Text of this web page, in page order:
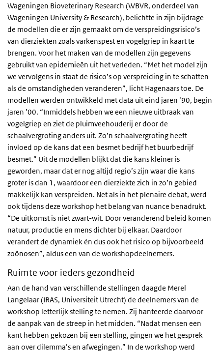
Wageningen Bioveterinary Research (WBVR, onderdeel van
Wageningen University & Research), belichtte in zijn bijdrage
de modellen die er zijn gemaakt om de verspreidingsrisico’s
van dierziekten zoals varkenspest en vogelgriep in kaart te
brengen. Voor het maken van de modellen zijn gegevens
gebruikt van epidemieën uit het verleden. “Met het model zijn
we vervolgens in staat de risico’s op verspreiding in te schatten
als de omstandigheden veranderen”, licht Hagenaars toe. De
modellen werden ontwikkeld met data uit eind jaren ’90, begin
jaren ’00. “Inmiddels hebben we een nieuwe uitbraak van
vogelgriep en ziet de pluimveehouderij er door de
schaalvergroting anders uit. Zo’n schaalvergroting heeft
invloed op de kans dat een besmet bedrijf het buurbedrijf
besmet.” Uit de modellen blijkt dat die kans kleiner is
geworden, maar dat er nog altijd regio’s zijn waar die kans
groter is dan 1, waardoor een dierziekte zich in zo’n gebied
makkelijk kan verspreiden. Net als in het plenaire debat, werd
ook tijdens deze workshop het belang van nuance benadrukt.
“De uitkomst is niet zwart-wit. Door veranderend beleid komen
natuur, productie en mens dichter bij elkaar. Daardoor
verandert de dynamiek én dus ook het risico op bijvoorbeeld
zoönosen”, aldus een van de workshopdeelnemers.
Ruimte voor ieders gezondheid
Aan de hand van verschillende stellingen daagde Merel
Langelaar (IRAS, Universiteit Utrecht) de deelnemers van de
workshop letterlijk stelling te nemen. Zij hanteerde daarvoor
de aanpak van de streep in het midden. “Nadat mensen een
kant hebben gekozen bij een stelling, gingen we het gesprek
aan over dilemma’s en afwegingen.” In de workshop werd